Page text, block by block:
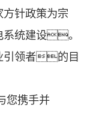
针政策为宗
统建设。
引领者的目
您携手并